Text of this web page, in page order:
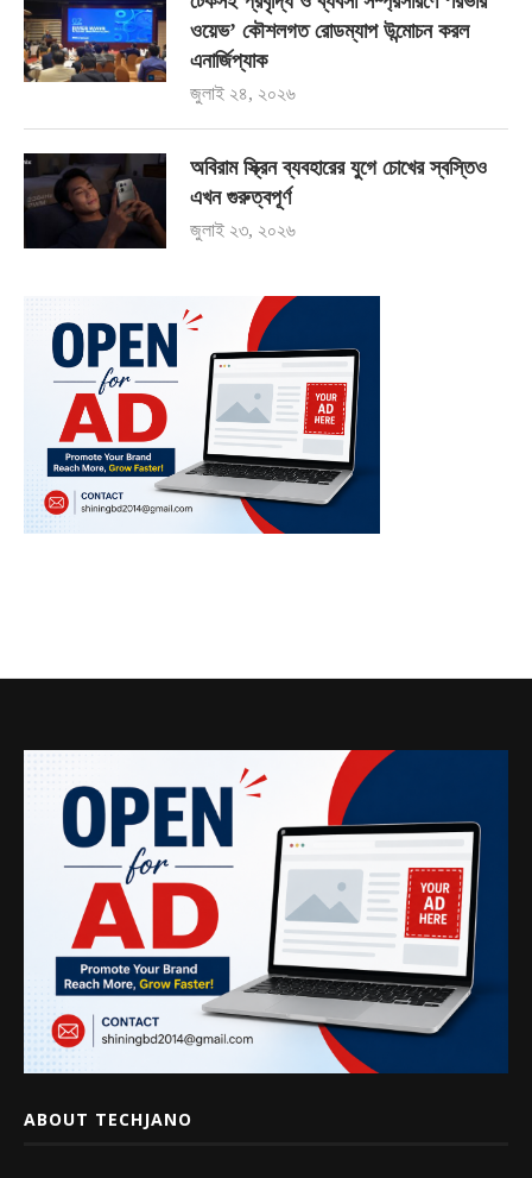
ওয়েভ’ কৌশলগত রোডম্যাপ উন্মোচন করল
এনার্জিপ্যাক
জুলাই ২৪, ২০২৬
অবিরাম স্ক্রিন ব্যবহারের যুগে চোখের স্বস্তিও
এখন গুরুত্বপূর্ণ
জুলাই ২৩, ২০২৬
ABOUT TECHJANO